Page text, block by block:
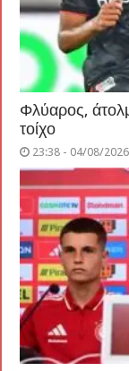
Φλύαρος,
τοίχο
23:38 - 04/08/2026